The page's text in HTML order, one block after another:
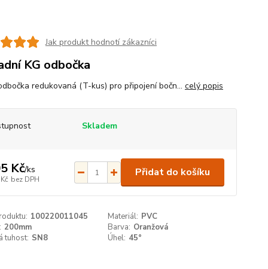
Jak produkt hodnotí zákazníci
KG odbočka
redukovaná (T-kus) pro připojení bočn... celý popis
Skladem
Kč/ks
bez DPH
Přidat do košíku
100220011045 Materiál: PVC
200mm Barva: Oranžová
tuhost: SN8 Úhel: 45°